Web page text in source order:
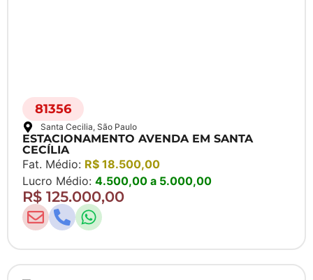
81356
Santa Cecilia, São Paulo
ESTACIONAMENTO AVENDA EM SANTA
CECÍLIA
Fat. Médio: R$ 18.500,00
Lucro Médio: 4.500,00 a 5.000,00
R$ 125.000,00